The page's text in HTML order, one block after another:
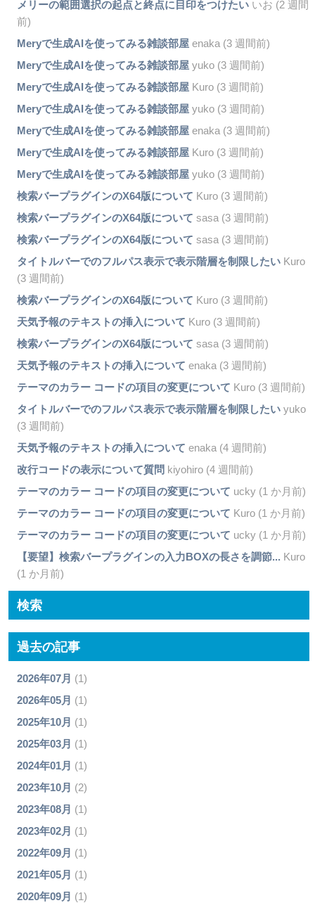
メリーの範囲選択の起点と終点に目印をつけたいいお (2 週間
前)
Meryで生成AIを使ってみる雑談部屋enaka (3 週間前)
Meryで生成AIを使ってみる雑談部屋yuko (3 週間前)
Meryで生成AIを使ってみる雑談部屋Kuro (3 週間前)
Meryで生成AIを使ってみる雑談部屋yuko (3 週間前)
Meryで生成AIを使ってみる雑談部屋enaka (3 週間前)
Meryで生成AIを使ってみる雑談部屋Kuro (3 週間前)
Meryで生成AIを使ってみる雑談部屋yuko (3 週間前)
検索バープラグインのX64版について Kuro (3 週間前)
検索バープラグインのX64版について sasa (3 週間前)
検索バープラグインのX64版について sasa (3 週間前)
タイトルバーでのフルパス表示で表示階層を制限したいKuro
(3 週間前)
検索バープラグインのX64版について Kuro (3 週間前)
天気予報のテキストの挿入について Kuro (3 週間前)
検索バープラグインのX64版について sasa (3 週間前)
天気予報のテキストの挿入について enaka (3 週間前)
テーマのカラー コードの項目の変更について Kuro (3 週間前)
タイトルバーでのフルパス表示で表示階層を制限したいyuko
(3 週間前)
天気予報のテキストの挿入について enaka (4 週間前)
改行コードの表示について質問 kiyohiro (4 週間前)
テーマのカラー コードの項目の変更について ucky (1 か月前)
テーマのカラー コードの項目の変更について Kuro (1 か月前)
テーマのカラー コードの項目の変更について ucky (1 か月前)
【要望】検索バープラグインの入力BOXの長さを調節... Kuro
(1 か月前)
検索
過去の記事
2026年07月 (1)
2026年05月 (1)
2025年10月 (1)
2025年03月 (1)
2024年01月 (1)
2023年10月 (2)
2023年08月 (1)
2023年02月 (1)
2022年09月 (1)
2021年05月 (1)
2020年09月 (1)